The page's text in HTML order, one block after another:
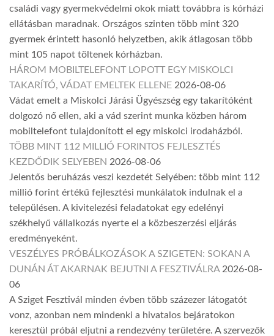
családi vagy gyermekvédelmi okok miatt továbbra is kórházi
ellátásban maradnak. Országos szinten több mint 320
gyermek érintett hasonló helyzetben, akik átlagosan több
mint 105 napot töltenek kórházban.
HÁROM MOBILTELEFONT LOPOTT EGY MISKOLCI
TAKARÍTÓ, VÁDAT EMELTEK ELLENE 2026-08-06
Vádat emelt a Miskolci Járási Ügyészség egy takarítóként
dolgozó nő ellen, aki a vád szerint munka közben három
mobiltelefont tulajdonított el egy miskolci irodaházból.
TÖBB MINT 112 MILLIÓ FORINTOS FEJLESZTÉS
KEZDŐDIK SELYEBEN 2026-08-06
Jelentős beruházás veszi kezdetét Selyében: több mint 112
millió forint értékű fejlesztési munkálatok indulnak el a
településen. A kivitelezési feladatokat egy edelényi
székhelyű vállalkozás nyerte el a közbeszerzési eljárás
eredményeként.
VESZÉLYES PRÓBÁLKOZÁSOK A SZIGETEN: SOKAN A
DUNÁN ÁT AKARNAK BEJUTNI A FESZTIVÁLRA 2026-08-
06
A Sziget Fesztivál minden évben több százezer látogatót
vonz, azonban nem mindenki a hivatalos bejáratokon
keresztül próbál eljutni a rendezvény területére. A szervezők